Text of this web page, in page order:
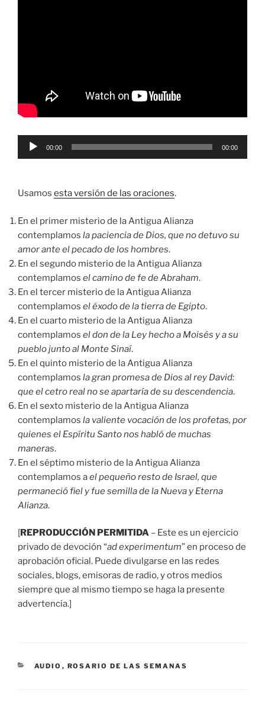
Reproductor
00:00 00:00
Usamos esta versión de las oraciones.
En el primer misterio de la Antigua Alianza
contemplamos la paciencia de Dios, que no detuvo su
amor ante el pecado de los hombres.
En el segundo misterio de la Antigua Alianza
contemplamos el camino de fe de Abraham.
En el tercer misterio de la Antigua Alianza
contemplamos el éxodo de la tierra de Egipto.
En el cuarto misterio de la Antigua Alianza
contemplamos el don de la Ley hecho a Moisés y a su
pueblo junto al Monte Sinaí.
En el quinto misterio de la Antigua Alianza
contemplamos la gran promesa de Dios al rey David:
que el cetro real no se apartaría de su descendencia.
En el sexto misterio de la Antigua Alianza
contemplamos la valiente vocación de los profetas, por
quienes el Espíritu Santo nos habló de muchas
maneras.
En el séptimo misterio de la Antigua Alianza
contemplamos ael pequeño resto de Israel, que
permaneció fiel y fue semilla de la Nueva y Eterna
Alianza.
[REPRODUCCIÓN PERMITIDA – Este es un ejercicio
privado de devoción “ad experimentum” en proceso de
aprobación oficial. Puede divulgarse en las redes
sociales, blogs, emisoras de radio, y otros medios
siempre que al mismo tiempo se haga la presente
advertencia.]
CATEGORÍAS
AUDIO , ROSARIO DE LAS SEMANAS